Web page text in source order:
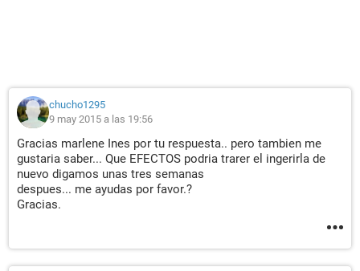
chucho1295
9 may 2015 a las 19:56
Gracias marlene Ines por tu respuesta.. pero tambien me
gustaria saber... Que EFECTOS podria trarer el ingerirla de
nuevo digamos unas tres semanas
despues... me ayudas por favor.?
Gracias.